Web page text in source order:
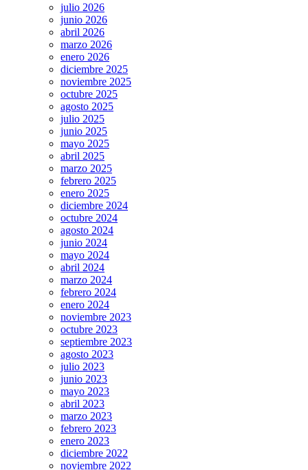
julio 2026
junio 2026
abril 2026
marzo 2026
enero 2026
diciembre 2025
noviembre 2025
octubre 2025
agosto 2025
julio 2025
junio 2025
mayo 2025
abril 2025
marzo 2025
febrero 2025
enero 2025
diciembre 2024
octubre 2024
agosto 2024
junio 2024
mayo 2024
abril 2024
marzo 2024
febrero 2024
enero 2024
noviembre 2023
octubre 2023
septiembre 2023
agosto 2023
julio 2023
junio 2023
mayo 2023
abril 2023
marzo 2023
febrero 2023
enero 2023
diciembre 2022
noviembre 2022